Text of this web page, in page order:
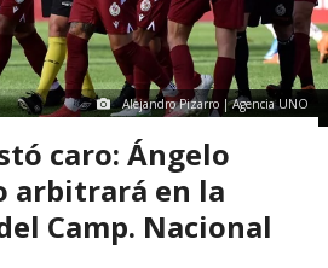
Alejandro Pizarro | Agencia UNO
caro: Ángelo
arbitrará en la
Camp. Nacional